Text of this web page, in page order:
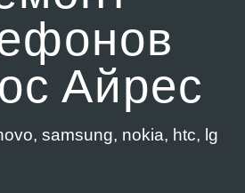
Айрес
samsung, nokia, htc, lg